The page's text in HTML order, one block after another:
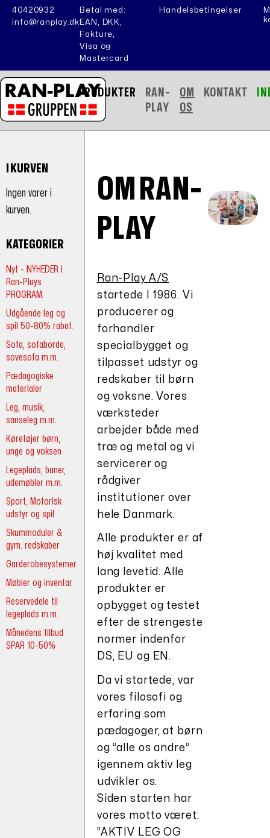
40420932
info@ranplay.dk
Betal med:
EAN, DKK,
Fakture,
Visa og
Mastercard
Handelsbetingelser
PRODUKTER
RAN-
PLAY
OM
OS
KONTAKT
I KURVEN
Ingen varer i
kurven.
KATEGORIER
Nyt - NYHEDER i
Ran-Plays
PROGRAM.
Udgående leg og
spil 50-80% rabat.
Sofa, sofaborde,
sovesofa m.m.
Pædagogiske
materialer
Leg, musik,
sanseleg m.m.
Køretøjer børn,
unge og voksen
Legeplads, baner,
udemøbler m.m.
Sport, Motorisk
udstyr og spil
Skummoduler &
gym. redskaber
Garderobesystemer
Møbler og inventar
Reservedele til
legeplads m.m.
Månedens tilbud
SPAR 10-50%
OM RAN-
PLAY
Ran-Play A/S
startede I 1986. Vi
producerer og
forhandler
specialbygget og
tilpasset udstyr og
redskaber til børn
og voksne. Vores
værksteder
arbejder både med
træ og metal og vi
servicerer og
rådgiver
institutioner over
hele Danmark.
Alle produkter er af
høj kvalitet med
lang levetid. Alle
produkter er
opbygget og testet
efter de strengeste
normer indenfor
DS, EU og EN.
Da vi startede, var
vores filosofi og
erfaring som
pædagoger, at børn
og ”alle os andre”
igennem aktiv leg
udvikler os.
Siden starten har
vores motto været:
”AKTIV LEG OG